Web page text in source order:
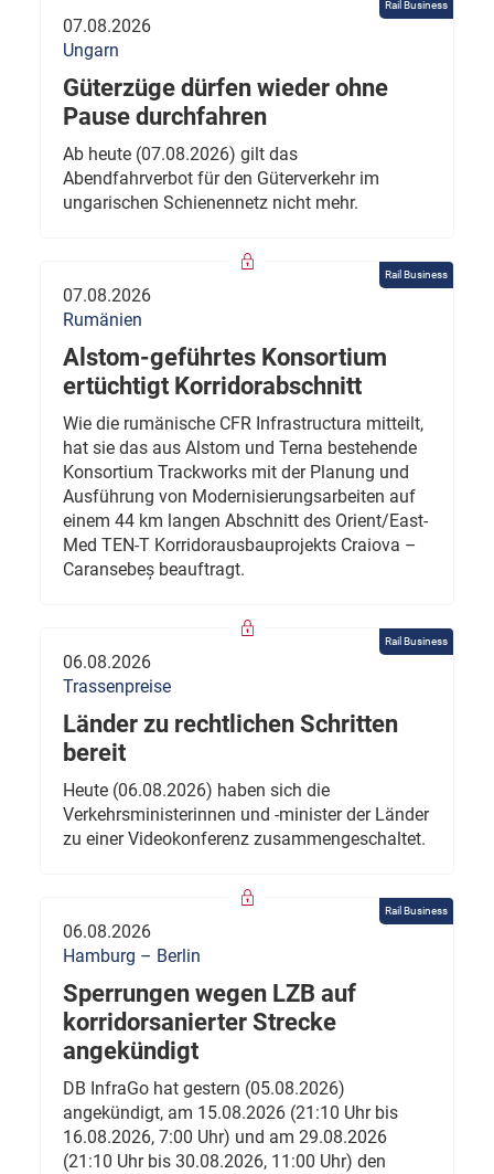
Rail Business
07.08.2026
Ungarn
Güterzüge dürfen wieder ohne
Pause durchfahren
Ab heute (07.08.2026) gilt das
Abendfahrverbot für den Güterverkehr im
ungarischen Schienennetz nicht mehr.
Rail Business
07.08.2026
Rumänien
Alstom-geführtes Konsortium
ertüchtigt Korridorabschnitt
Wie die rumänische CFR Infrastructura mitteilt,
hat sie das aus Alstom und Terna bestehende
Konsortium Trackworks mit der Planung und
Ausführung von Modernisierungsarbeiten auf
einem 44 km langen Abschnitt des Orient/East-
Med TEN-T Korridorausbauprojekts Craiova –
Caransebeș beauftragt.
Rail Business
06.08.2026
Trassenpreise
Länder zu rechtlichen Schritten
bereit
Heute (06.08.2026) haben sich die
Verkehrsministerinnen und -minister der Länder
zu einer Videokonferenz zusammengeschaltet.
Rail Business
06.08.2026
Hamburg – Berlin
Sperrungen wegen LZB auf
korridorsanierter Strecke
angekündigt
DB InfraGo hat gestern (05.08.2026)
angekündigt, am 15.08.2026 (21:10 Uhr bis
16.08.2026, 7:00 Uhr) und am 29.08.2026
(21:10 Uhr bis 30.08.2026, 11:00 Uhr) den